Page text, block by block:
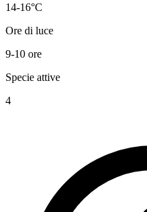
14-16°C
Ore di luce
9-10 ore
Specie attive
4